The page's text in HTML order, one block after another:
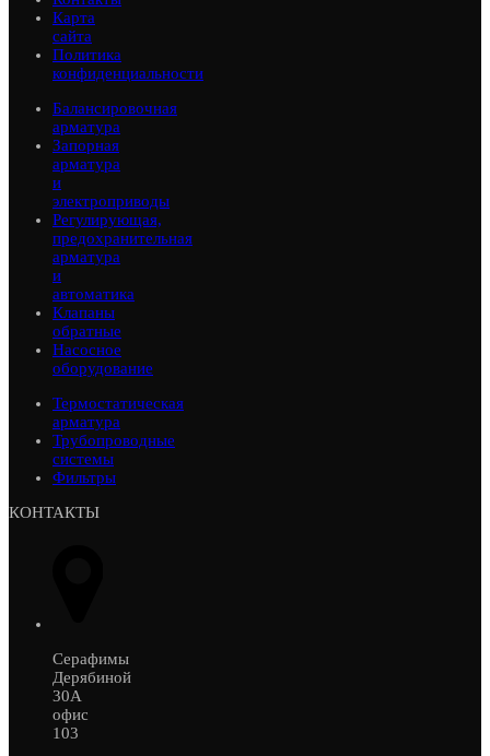
Карта
сайта
Политика
конфиденциальности
Балансировочная
арматура
Запорная
арматура
и
электроприводы
Регулирующая,
предохранительная
арматура
и
автоматика
Клапаны
обратные
Насосное
оборудование
Термостатическая
арматура
Трубопроводные
системы
Фильтры
КОНТАКТЫ
Серафимы
Дерябиной
30А
офис
103